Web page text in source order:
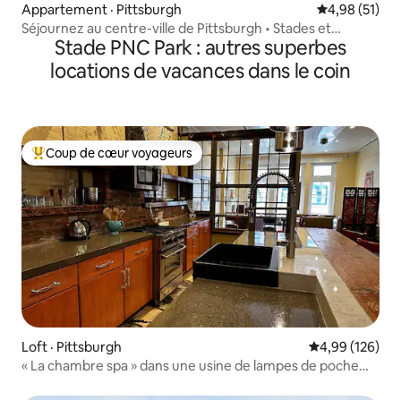
Appartement · Pittsburgh Note
4,98 (51)
Séjournez au centre-ville de Pittsburgh • Stades et
promenade fluviale
Stade PNC Park : autres superbes
locations de vacances dans le coin
Coup de cœur voyageurs parmi les plus aimés
Coup de cœur voyageurs
Loft · Pittsburgh Note
4,99 (126)
« La chambre spa » dans une usine de lampes de poche